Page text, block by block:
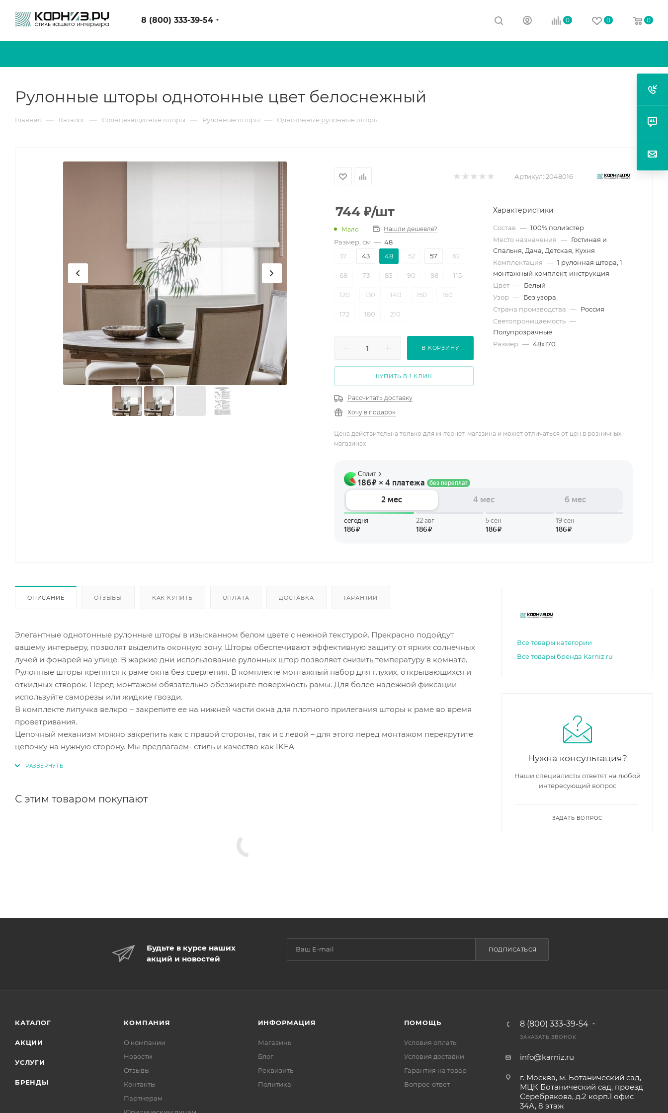
8 (800) 333-39-54 0 0 0
Рулонные шторы однотонные цвет белоснежный
Главная — Каталог — Солнцезащитные шторы — Рулонные шторы — Однотонные рулонные шторы
Артикул: 2048016
744 ₽/шт
Мало Нашли дешевле?
Размер, см — 48
37
43 48 52 57 62
68 73 83 90 98 115
120 130 140 150 160
172 180 210
В КОРЗИНУ
КУПИТЬ В 1 КЛИК
Рассчитать доставку
Хочу в подарок
Характеристики
Состав — 100% полиэстер
Место назначения — Гостиная и
Спальня, Дача, Детская, Кухня
Комплектация — 1 рулонная штора, 1
монтажный комплект, инструкция
Цвет — Белый
Узор — Без узора
Страна производства — Россия
Светопроницаемость —
Полупрозрачные
Размер — 48х170
Цена действительна только для интернет-магазина и может отличаться от цен в розничных
магазинах
ОПИСАНИЕ ОТЗЫВЫ КАК КУПИТЬ ОПЛАТА ДОСТАВКА ГАРАНТИИ
Элегантные однотонные рулонные шторы в изысканном белом цвете с нежной текстурой. Прекрасно подойдут
вашему интерьеру, позволят выделить оконную зону. Шторы обеспечивают эффективную защиту от ярких солнечных
лучей и фонарей на улице. В жаркие дни использование рулонных штор позволяет снизить температуру в комнате.
Рулонные шторы крепятся к раме окна без сверления. В комплекте монтажный набор для глухих, открывающихся и
откидных створок. Перед монтажом обязательно обезжирьте поверхность рамы. Для более надежной фиксации
используйте саморезы или жидкие гвозди.
В комплекте липучка велкро – закрепите ее на нижней части окна для плотного прилегания шторы к раме во время
проветривания.
Цепочный механизм можно закрепить как с правой стороны, так и с левой – для этого перед монтажом перекрутите
цепочку на нужную сторону. Мы предлагаем- стиль и качество как IKEA
С этим товаром покупают
Все товары категории
Все товары бренда Karniz.ru
Нужна консультация?
Наши специалисты ответят на любой
интересующий вопрос
ЗАДАТЬ ВОПРОС
Будьте в курсе наших
акций и новостей
ПОДПИСАТЬСЯ
КАТАЛОГ
АКЦИИ
УСЛУГИ
БРЕНДЫ
КОМПАНИЯ
О компании
Новости
Отзывы
Контакты
Партнерам
ИНФОРМАЦИЯ
Магазины
Блог
Реквизиты
Политика
ПОМОЩЬ
Условия оплаты
Условия доставки
Гарантия на товар
Вопрос-ответ
8 (800) 333-39-54
ЗАКАЗАТЬ ЗВОНОК
info@karniz.ru
г. Москва, м. Ботанический сад,
МЦК Ботанический сад, проезд
Серебрякова, д.2 корп.1 офис
34А, 8 этаж